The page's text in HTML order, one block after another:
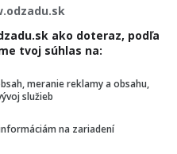
Taktiežo stravovacích
anipohyb, ktorý je
presne na to miesto,
a aktuálne sa nachádza
ako doteraz, podľa
tvoj súhlas na:
meranie reklamy a obsahu,
služieb
na zariadení